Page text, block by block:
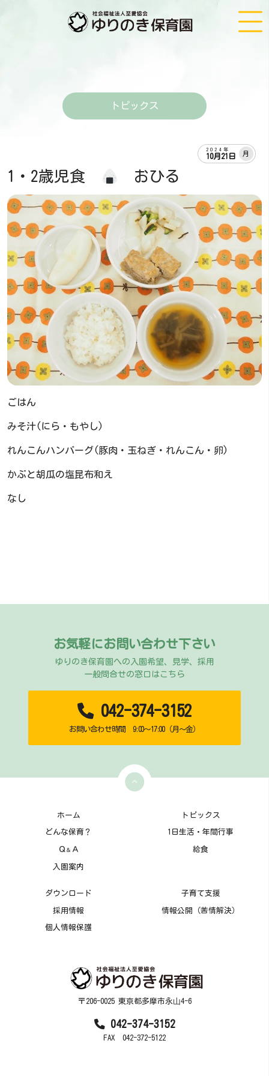
トピックス
2024年
10月21日 月
1・2歳児食 おひる
ごはん
みそ汁(にら・もやし)
れんこんハンバーグ(豚肉・玉ねぎ・れんこん・卵)
かぶと胡瓜の塩昆布和え
なし
お気軽にお問い合わせ下さい
ゆりのき保育園への入園希望、見学、採用
一般問合せの窓口はこちら
042-374-3152
お問い合わせ時間 9:00～17:00（月～金）
ホーム トピックス
どんな保育？ 1日生活・年間行事
Ｑ ＆ Ａ 給食
入園案内
ダウンロード 子育て支援
採用情報 情報公開（苦情解決）
個人情報保護
〒206-0025 東京都多摩市永⼭4-6
042-374-3152
FAX 042-372-5122